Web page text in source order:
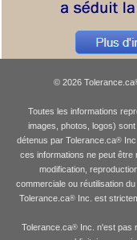
© 2026 Tolerance.ca
Toutes les informations
images, photos, logos)
détenus par Tolerance.ca®
ces informations ne peut être
modification,
commerciale ou réutilisation
Tolerance.ca® Inc. est
Tolerance.ca® Inc. n'est pas